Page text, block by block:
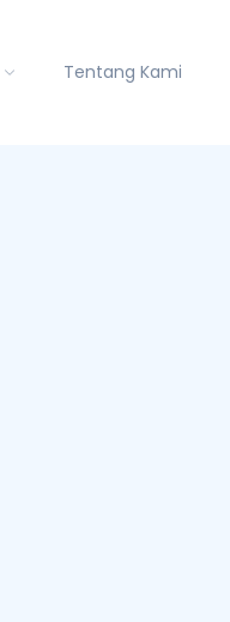
Tentang Kami